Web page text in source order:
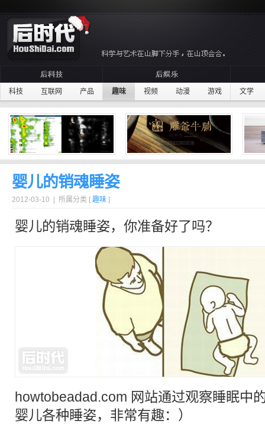
科技 互联网 产品 趣味 视频 动漫 游戏 文学
婴儿的销魂睡姿
2012-03-10 | 所属分类 [ 趣味 ]
婴儿的销魂睡姿，你准备好了吗？
howtobeadad.com 网站通过观察睡眠中
婴儿各种睡姿，非常有趣：）